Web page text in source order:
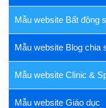
Mẫu website Bất động
Mẫu website Blog chia
Mẫu website Clinic &
Mẫu website Giáo dục